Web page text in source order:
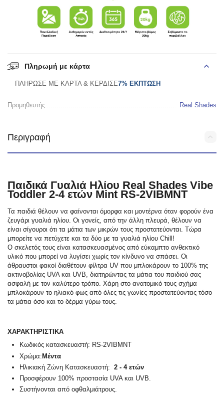
Πληρωμή με κάρτα
ΠΛΗΡΩΣΕ ΜΕ ΚΑΡΤΑ & ΚΕΡΔΙΣΕ7% ΕΚΠΤΩΣΗ
Προμηθευτής Real Shades
Περιγραφή
Παιδικά Γυαλιά Ηλίου Real Shades Vibe
Toddler 2-4 ετών Mint RS-2VIBMNT
Τα παιδιά θέλουν να φαίνονται όμορφα και μοντέρνα όταν φορούν ένα
ζευγάρι γυαλιά ηλίου. Οι γονείς, από την άλλη πλευρά, θέλουν να
είναι σίγουροι ότι τα μάτια των μικρών τους προστατεύονται. Τώρα
μπορείτε να πετύχετε και τα δύο με τα γυαλιά ηλίου Chill!
Ο σκελετός τους είναι κατασκευασμένος από εύκαμπτο ανθεκτικό
υλικό που μπορεί να λυγίσει χωρίς τον κίνδυνο να σπάσει. Οι
άθραυστοι φακοί διαθέτουν φίλτρα UV που μπλοκάρουν το 100% της
ακτινοβολίας UVA και UVB, διατηρώντας τα μάτια του παιδιού σας
ασφαλή με τον καλύτερο τρόπο. Χάρη στο ανατομικό τους σχήμα
μπλοκάρουν το ηλιακό φως από όλες τις γωνίες προστατεύοντας τόσο
τα μάτια όσο και το δέρμα γύρω τους.
ΧΑΡΑΚΤΗΡΙΣΤΙΚΑ
Κωδικός κατασκευαστή: RS-2VIBMNT
Χρώμα: Μέντα
Ηλικιακή Ζώνη Κατασκευαστή:2 - 4 ετών
Προσφέρουν 100% προστασία UVA και UVB.
Συστήνονται από οφθαλμιάτρους.